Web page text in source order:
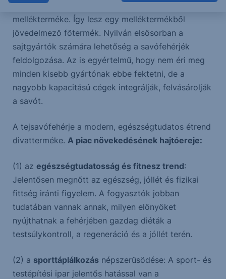
sótalanított savófehérje. A savó a sajtgyártás
mellékterméke. Így lesz egy melléktermékből
jövedelmező főtermék. Nyilván elsősorban a
sajtgyártók számára lehetőség a savófehérjék
feldolgozása. Az is egyértelmű, hogy nem éri meg
minden kisebb gyártónak ebbe fektetni, de a
nagyobb kapacitású cégek integrálják, felvásárolják
a savót.
A tejsavófehérje a modern, egészségtudatos étrend
divatterméke. A piac növekedésének hajtóereje:
(1) az egészségtudatosság és fitnesz trend:
Jelentősen megnőtt az egészség, jóllét és fizikai
fittség iránti figyelem. A fogyasztók jobban
tudatában vannak annak, milyen előnyöket
nyújthatnak a fehérjében gazdag diéták a
testsúlykontroll, a regeneráció és a jóllét terén.
(2) a sporttáplálkozásnépszerűsödése: A sport- és
testépítési ipar jelentős hatással van a